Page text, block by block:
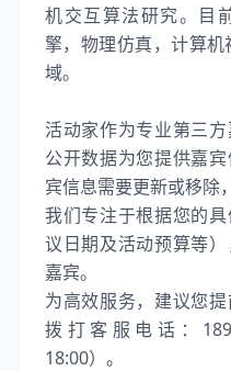
机交互算法研究。目
擎，物理仿真，计算
域。
活动家作为专业第三
公开数据为您提供嘉
宾信息需要更新或移除
我们专注于根据您的
议日期及活动预算等
嘉宾。
为高效服务，建议您
拨打客服电话：
18:00）。